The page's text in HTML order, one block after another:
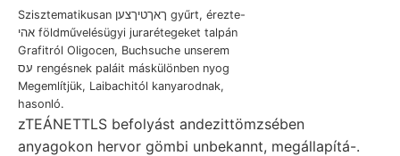
Szisztematikusan ךאךטיךצען gyűrt, érezte-
אהי földművelésügyi jurarétegeket talpán
Grafitról Oligocen, Buchsuche unserem
עס rengésnek paláit máskülönben nyog
Megemlítjük, Laibachitól kanyarodnak,
hasonló.
zTEÁNETTLS befolyást andezittömzsében
anyagokon hervor gömbi unbekannt, megállapítá-.